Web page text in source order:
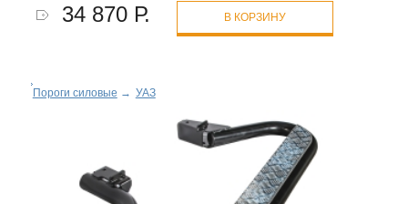
34 870 Р. В КОРЗИНУ
Пороги силовые → УАЗ